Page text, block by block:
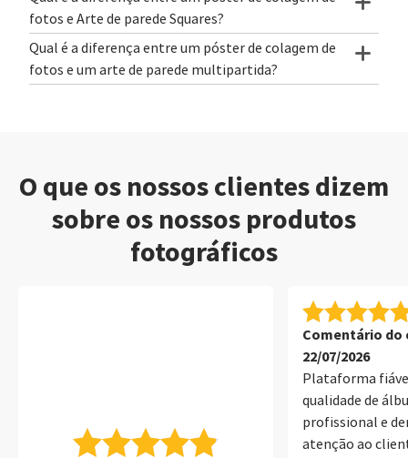
fotos e Arte de parede Squares?
Qual é a diferença entre um póster de colagem de
fotos e um arte de parede multipartida?
O que os nossos clientes dizem
sobre os nossos produtos
fotográficos
Comentário do
22/07/2026
Plataforma
qualidade de
profissional e
atenção ao